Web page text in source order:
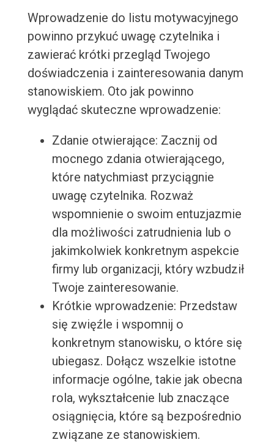
Wprowadzenie do listu motywacyjnego
powinno przykuć uwagę czytelnika i
zawierać krótki przegląd Twojego
doświadczenia i zainteresowania danym
stanowiskiem. Oto jak powinno
wyglądać skuteczne wprowadzenie:
Zdanie otwierające: Zacznij od
mocnego zdania otwierającego,
które natychmiast przyciągnie
uwagę czytelnika. Rozważ
wspomnienie o swoim entuzjazmie
dla możliwości zatrudnienia lub o
jakimkolwiek konkretnym aspekcie
firmy lub organizacji, który wzbudził
Twoje zainteresowanie.
Krótkie wprowadzenie: Przedstaw
się zwięźle i wspomnij o
konkretnym stanowisku, o które się
ubiegasz. Dołącz wszelkie istotne
informacje ogólne, takie jak obecna
rola, wykształcenie lub znaczące
osiągnięcia, które są bezpośrednio
związane ze stanowiskiem.